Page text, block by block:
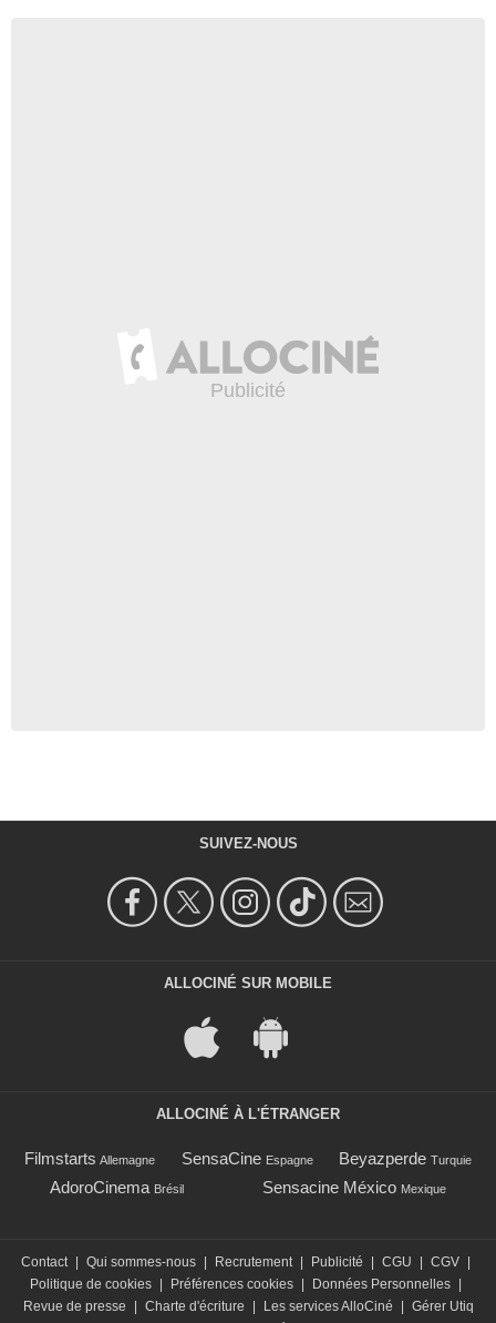
SUIVEZ-NOUS
ALLOCINÉ SUR MOBILE
ALLOCINÉ À L'ÉTRANGER
Filmstarts Allemagne SensaCine Espagne Beyazperde Turquie
AdoroCinema Brésil Sensacine México Mexique
Contact Qui sommes-nous Recrutement Publicité CGU CGV
Politique de cookies
Préférences cookies Données Personnelles
Revue de presse
Charte d'écriture Les services AlloCiné
Gérer Utiq